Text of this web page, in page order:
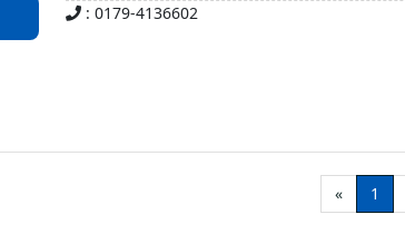
: 0179-4136602
« 1